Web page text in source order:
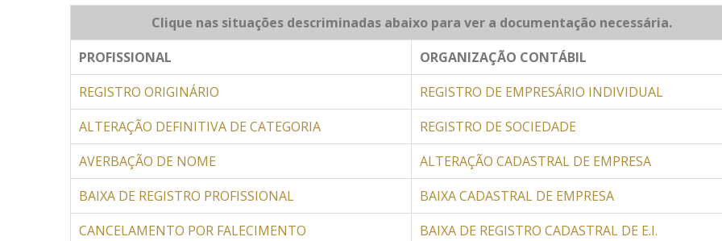
Clique nas situações descriminadas abaixo para ver a documentação necessária.
PROFISSIONAL
ORGANIZAÇÃO CONTÁBIL
REGISTRO ORIGINÁRIO
REGISTRO DE EMPRESÁRIO INDIVIDUAL
ALTERAÇÃO DEFINITIVA DE CATEGORIA
REGISTRO DE SOCIEDADE
AVERBAÇÃO DE NOME
ALTERAÇÃO CADASTRAL DE EMPRESA
BAIXA DE REGISTRO PROFISSIONAL
BAIXA CADASTRAL DE EMPRESA
CANCELAMENTO POR FALECIMENTO
BAIXA DE REGISTRO CADASTRAL DE E.I.